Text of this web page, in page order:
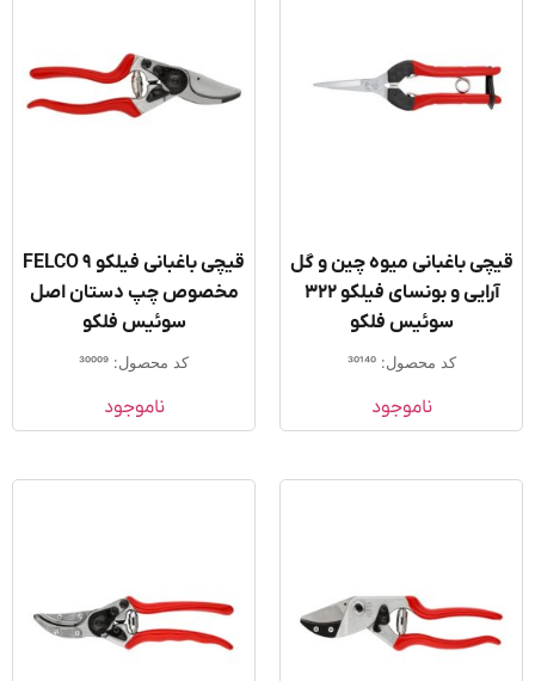
باغبانی میوه چین و گل
آرایی و بونسای فیلکو 322
سوئیس فلکو
کد محصول: 30140
ناموجود
قیچی باغبانی فیلکو FELCO 9
مخصوص چپ دستان اصل
سوئیس فلکو
کد محصول: 30009
ناموجود